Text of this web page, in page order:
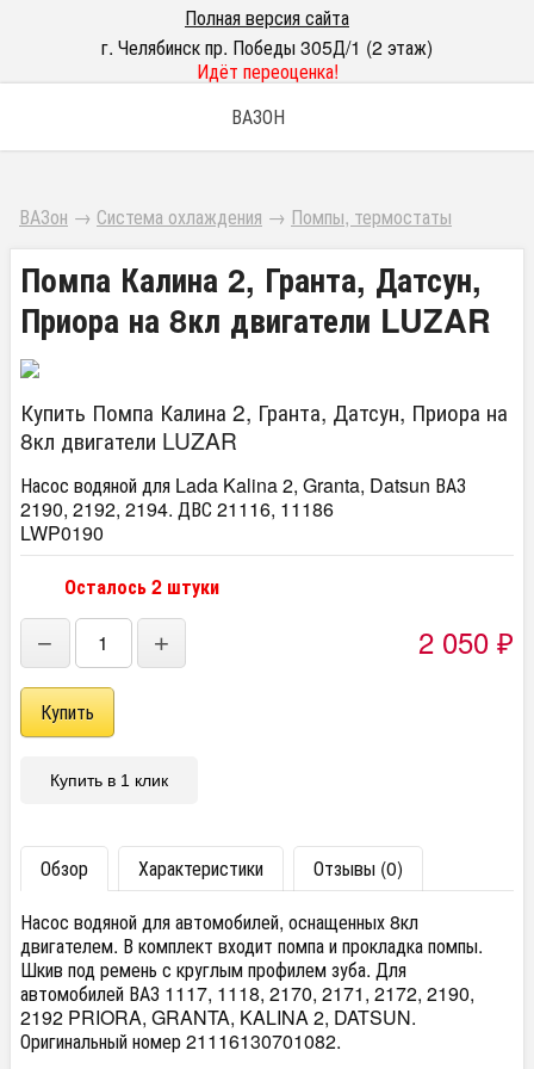
Полная версия сайта
г. Челябинск пр. Победы 305Д/1 (2 этаж)
Идёт переоценка!
ВАЗОН
ВАЗон → Система охлаждения → Помпы, термостаты
Помпа Калина 2, Гранта, Датсун,
Приора на 8кл двигатели LUZAR
Купить Помпа Калина 2, Гранта, Датсун, Приора на
8кл двигатели LUZAR
Насос водяной для Lada Kalina 2, Granta, Datsun ВАЗ
2190, 2192, 2194. ДВС 21116, 11186
LWP0190
Осталось 2 штуки
− + 2 050 ₽
Купить в 1 клик
Обзор Характеристики
Отзывы (0)
Насос водяной для автомобилей, оснащенных 8кл
двигателем. В комплект входит помпа и прокладка помпы.
Шкив под ремень с круглым профилем зуба. Для
автомобилей ВАЗ 1117, 1118, 2170, 2171, 2172, 2190,
2192 PRIORA, GRANTA, KALINA 2, DATSUN.
Оригинальный номер 21116130701082.